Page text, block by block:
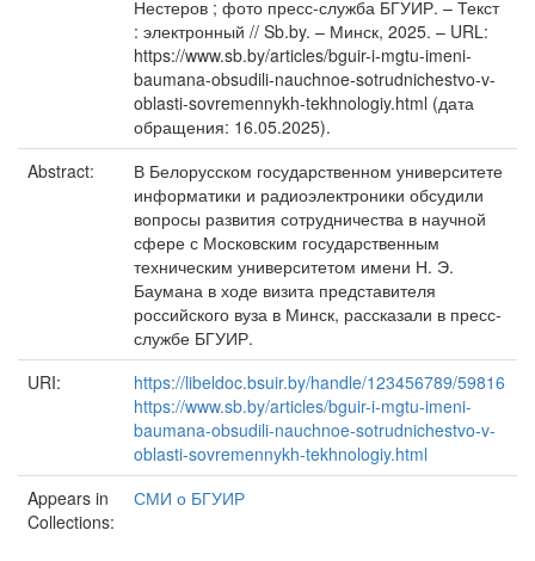
Нестеров ; фото пресс-служба БГУИР. – Текст
: электронный // Sb.by. – Минск, 2025. – URL:
https://www.sb.by/articles/bguir-i-mgtu-imeni-
baumana-obsudili-nauchnoe-sotrudnichestvo-v-
oblasti-sovremennykh-tekhnologiy.html (дата
обращения: 16.05.2025).
Abstract:
В Белорусском государственном университете
информатики и радиоэлектроники обсудили
вопросы развития сотрудничества в научной
сфере с Московским государственным
техническим университетом имени Н. Э.
Баумана в ходе визита представителя
российского вуза в Минск, рассказали в пресс-
службе БГУИР.
URI:
https://libeldoc.bsuir.by/handle/123456789/59816
https://www.sb.by/articles/bguir-i-mgtu-imeni-
baumana-obsudili-nauchnoe-sotrudnichestvo-v-
oblasti-sovremennykh-tekhnologiy.html
Appears in
Collections:
СМИ о БГУИР